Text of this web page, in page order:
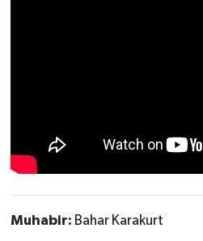
Muhabir: Bahar Karakurt